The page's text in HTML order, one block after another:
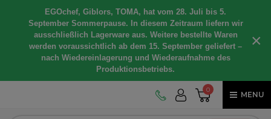
EGOchef, Giblors, TOMA, hat vom 28. Juli bis 5.
September Sommerpause. In diesem Zeitraum liefern wir
ausschließlich Lagerware aus. Weitere bestellte Waren
werden voraussichtlich ab dem 15. September geliefert –
nach Wiedereinlagerung und Wiederaufnahme des
Produktionsbetriebs.
×
0
MENU